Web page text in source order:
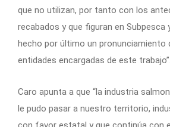
que no utilizan, por tanto con los
recabados y que figuran en Subpesca
hecho por último un pronunciamiento
entidades encargadas de este trabajo”.
Caro apunta a que “la industria
le pudo pasar a nuestro territorio,